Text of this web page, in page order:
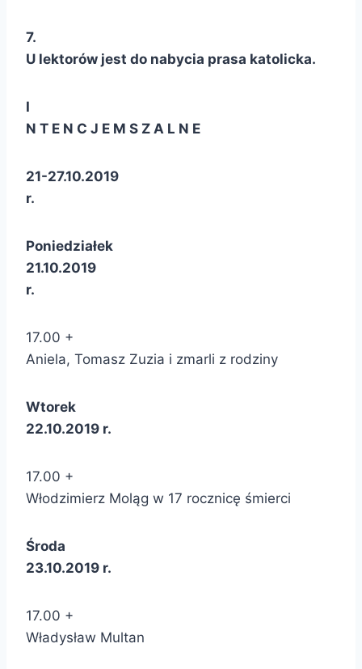
7.
U lektorów jest do nabycia prasa katolicka.
I
N T E N C J E M S Z A L N E
21-27.10.2019
r.
Poniedziałek
21.10.2019
r.
17.00 +
Aniela, Tomasz Zuzia i zmarli z rodziny
Wtorek
22.10.2019 r.
17.00 +
Włodzimierz Moląg w 17 rocznicę śmierci
Środa
23.10.2019 r.
17.00 +
Władysław Multan